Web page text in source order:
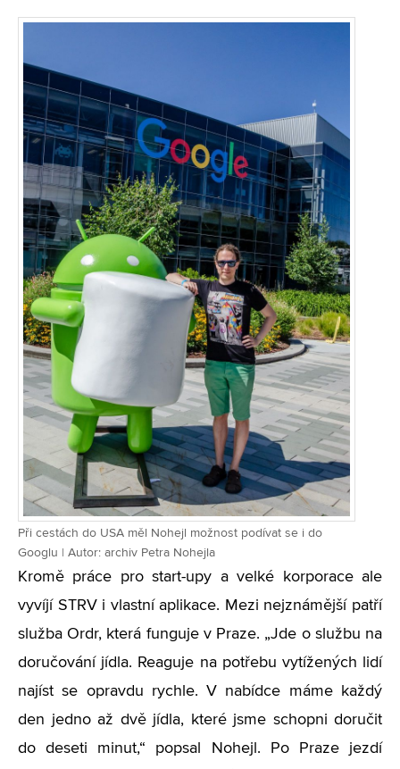
Při cestách do USA měl Nohejl možnost podívat se i do
Googlu | Autor: archiv Petra Nohejla
Kromě práce pro start-upy a velké korporace ale
vyvíjí STRV i vlastní aplikace. Mezi nejznámější patří
služba Ordr, která funguje v Praze. „Jde o službu na
doručování jídla. Reaguje na potřebu vytížených lidí
najíst se opravdu rychle. V nabídce máme každý
den jedno až dvě jídla, které jsme schopni doručit
do deseti minut,“ popsal Nohejl. Po Praze jezdí